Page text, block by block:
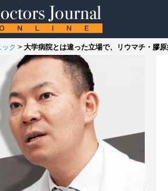
ク > 大学病院とは違った立場で、リウマチ・膠